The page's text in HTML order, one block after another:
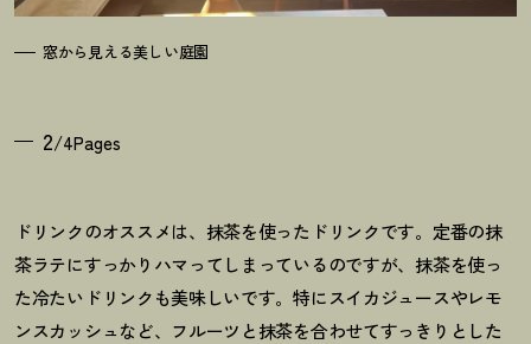
窓から見える美しい庭園
2/4Pages
ドリンクのオススメは、抹茶を使ったドリンクです。定番の抹
茶ラテにすっかりハマってしまっているのですが、抹茶を使っ
た冷たいドリンクも美味しいです。特にスイカジュースやレモ
ンスカッシュなど、フルーツと抹茶を合わせてすっきりとした